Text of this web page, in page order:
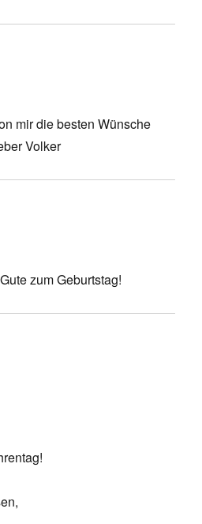
mir die besten Wünsche
Volker
zum Geburtstag!